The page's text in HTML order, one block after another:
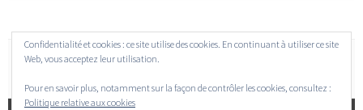
Confidentialité et cookies : ce site utilise des cookies. En continuant à utiliser ce site
Web, vous acceptez leur utilisation.
Pour en savoir plus, notamment sur la façon de contrôler les cookies, consultez :
Politique relative aux cookies